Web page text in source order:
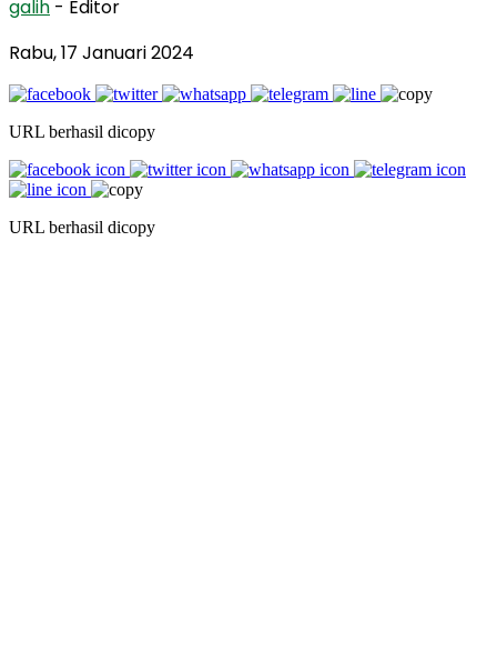
galih - Editor
Rabu, 17 Januari 2024
URL berhasil dicopy
URL berhasil dicopy